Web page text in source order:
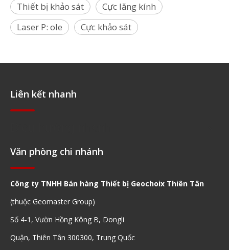
Thiết bị khảo sát
Cực lăng kính
Laser P: ole
Cực khảo sát
Liên kết nhanh
Văn phòng chi nhánh
Công ty TNHH Bán hàng Thiết bị Geochoix Thiên Tân
(thuộc Geomaster Group)
Số 4-1, Vườn Hồng Kông B, Dongli
Quận, Thiên Tân 300300, Trung Quốc